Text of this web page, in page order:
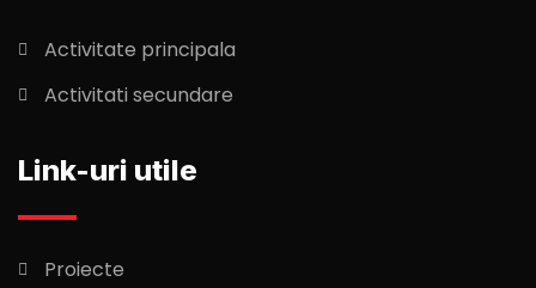
Activitate principala
Activitati secundare
Link-uri utile
Proiecte